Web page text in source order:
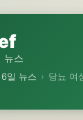
뉴스
일 뉴스 › 당뇨 여